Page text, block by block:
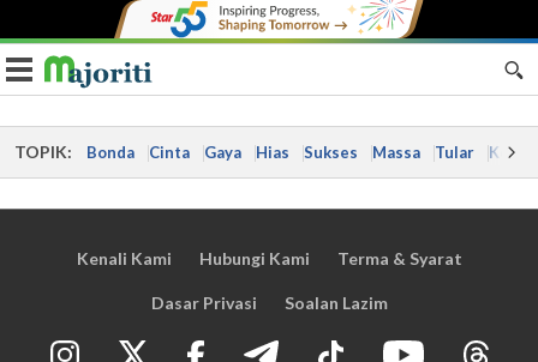
Toggle navigation
TOPIK: Bonda Cinta Gaya Hias Sukses Massa Tular Kes
Kenali Kami Hubungi Kami Terma & Syarat
Dasar Privasi Soalan Lazim